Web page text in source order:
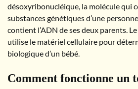
désoxyribonucléique, la molécule qui
substances génétiques d’une
contient l’ADN de ses deux parents.
utilise le matériel cellulaire pour
biologique d’un bébé.
Comment fonctionne un